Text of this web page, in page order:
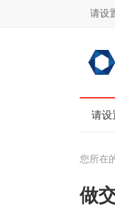
请设
请设
您所在
做